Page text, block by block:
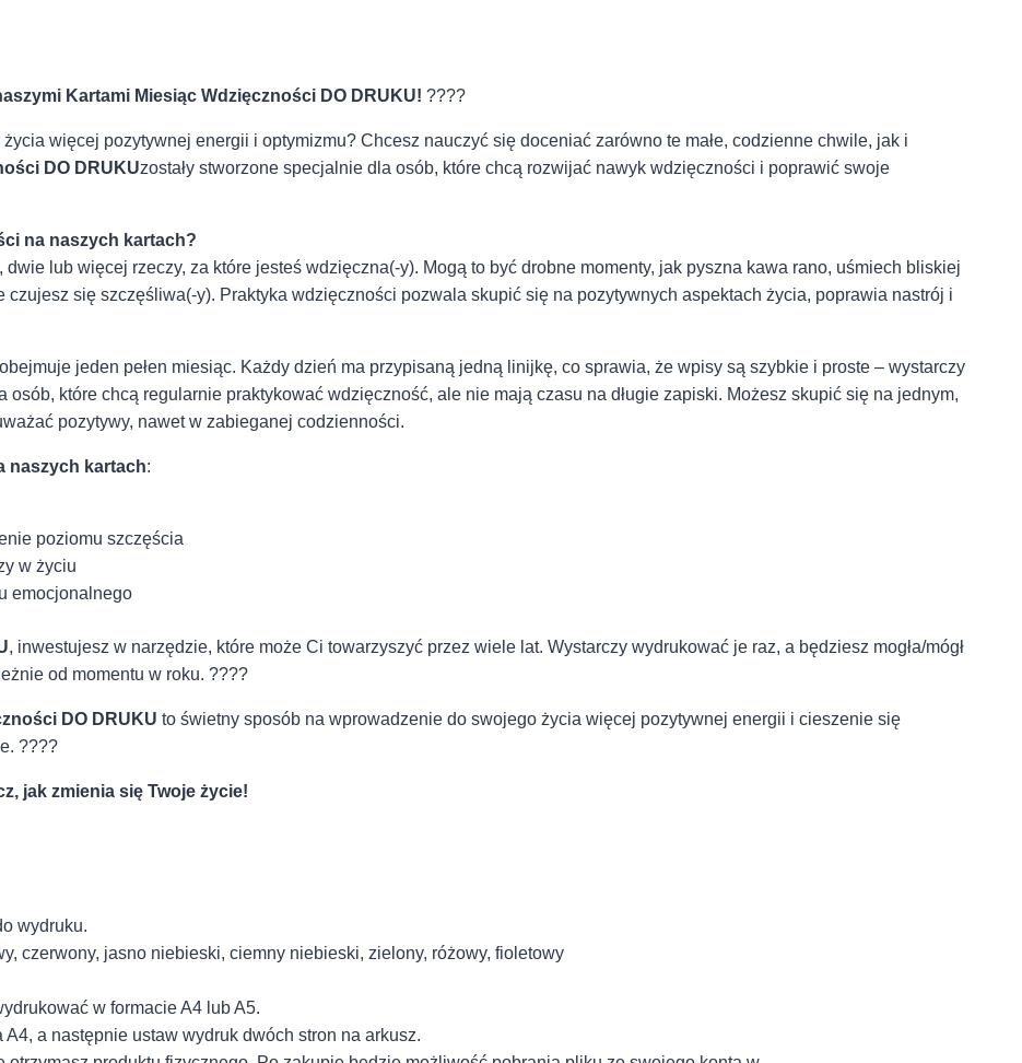
Kartami Miesiąc Wdzięczności DO DRUKU! ????
więcej pozytywnej energii i optymizmu? Chcesz nauczyć się doceniać zarówno te małe, codzienne chwile, jak i
DO DRUKUzostały stworzone specjalnie dla osób, które chcą rozwijać nawyk wdzięczności i poprawić swoje
na naszych kartach?
lub więcej rzeczy, za które jesteś wdzięczna(-y). Mogą to być drobne momenty, jak pyszna kawa rano, uśmiech bliskiej
się szczęśliwa(-y). Praktyka wdzięczności pozwala skupić się na pozytywnych aspektach życia, poprawia nastrój i
obejmuje jeden pełen miesiąc. Każdy dzień ma przypisaną jedną linijkę, co sprawia, że wpisy są szybkie i proste – wystarczy
osób, które chcą regularnie praktykować wdzięczność, ale nie mają czasu na długie zapiski. Możesz skupić się na jednym,
pozytywy, nawet w zabieganej codzienności.
naszych kartach:
poziomu szczęścia
w życiu
emocjonalnego
, inwestujesz w narzędzie, które może Ci towarzyszyć przez wiele lat. Wystarczy wydrukować je raz, a będziesz mogła/mógł
od momentu w roku. ????
DO DRUKU to świetny sposób na wprowadzenie do swojego życia więcej pozytywnej energii i cieszenie się
????
jak zmienia się Twoje życie!
wydruku.
czerwony, jasno niebieski, ciemny niebieski, zielony, różowy, fioletowy
w formacie A4 lub A5.
a następnie ustaw wydruk dwóch stron na arkusz.